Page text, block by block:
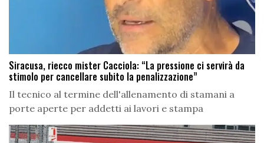
Siracusa, riecco mister Cacciola: “La pressione ci servirà da
stimolo per cancellare subito la penalizzazione”
Il tecnico al termine dell'allenamento di stamani a
porte aperte per addetti ai lavori e stampa